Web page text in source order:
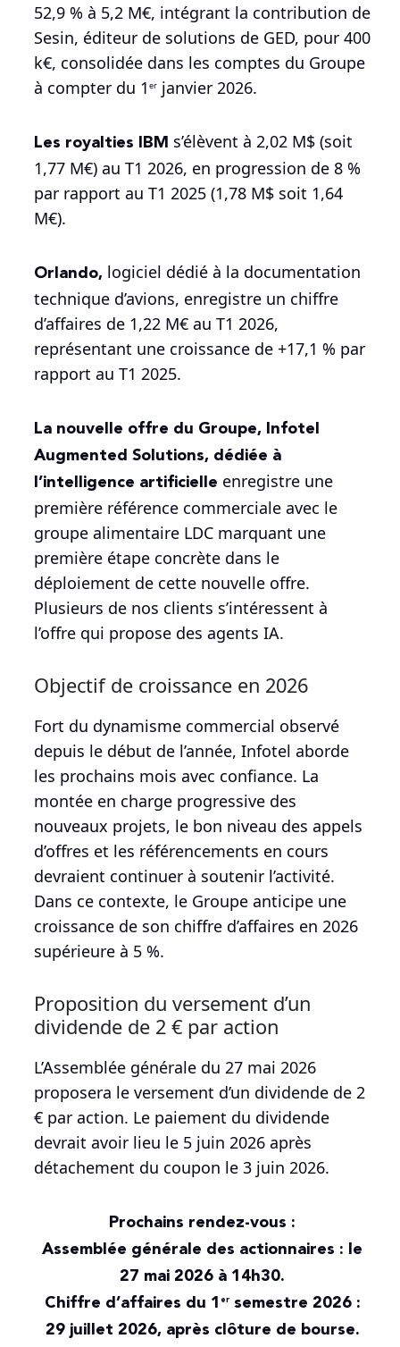
52,9 % à 5,2 M€, intégrant la contribution de
Sesin, éditeur de solutions de GED, pour 400
k€, consolidée dans les comptes du Groupe
à compter du 1 er janvier 2026.
Les royalties IBM s’élèvent à 2,02 M$ (soit
1,77 M€) au T1 2026, en progression de 8 %
par rapport au T1 2025 (1,78 M$ soit 1,64
M€).
Orlando, logiciel dédié à la documentation
technique d’avions, enregistre un chiffre
d’affaires de 1,22 M€ au T1 2026,
représentant une croissance de +17,1 % par
rapport au T1 2025.
La nouvelle offre du Groupe, Infotel
Augmented Solutions, dédiée à
l’intelligence artificielle enregistre une
première référence commerciale avec le
groupe alimentaire LDC marquant une
première étape concrète dans le
déploiement de cette nouvelle offre.
Plusieurs de nos clients s’intéressent à
l’offre qui propose des agents IA.
Objectif de croissance en 2026
Fort du dynamisme commercial observé
depuis le début de l’année, Infotel aborde
les prochains mois avec confiance. La
montée en charge progressive des
nouveaux projets, le bon niveau des appels
d’offres et les référencements en cours
devraient continuer à soutenir l’activité.
Dans ce contexte, le Groupe anticipe une
croissance de son chiffre d’affaires en 2026
supérieure à 5 %.
Proposition du versement d’un
dividende de 2 € par action
L’Assemblée générale du 27 mai 2026
proposera le versement d’un dividende de 2
€ par action. Le paiement du dividende
devrait avoir lieu le 5 juin 2026 après
détachement du coupon le 3 juin 2026.
Prochains rendez-vous :
Assemblée générale des actionnaires : le
27 mai 2026 à 14h30.
Chiffre d’affaires du 1 ersemestre 2026 :
29 juillet 2026, après clôture de bourse.